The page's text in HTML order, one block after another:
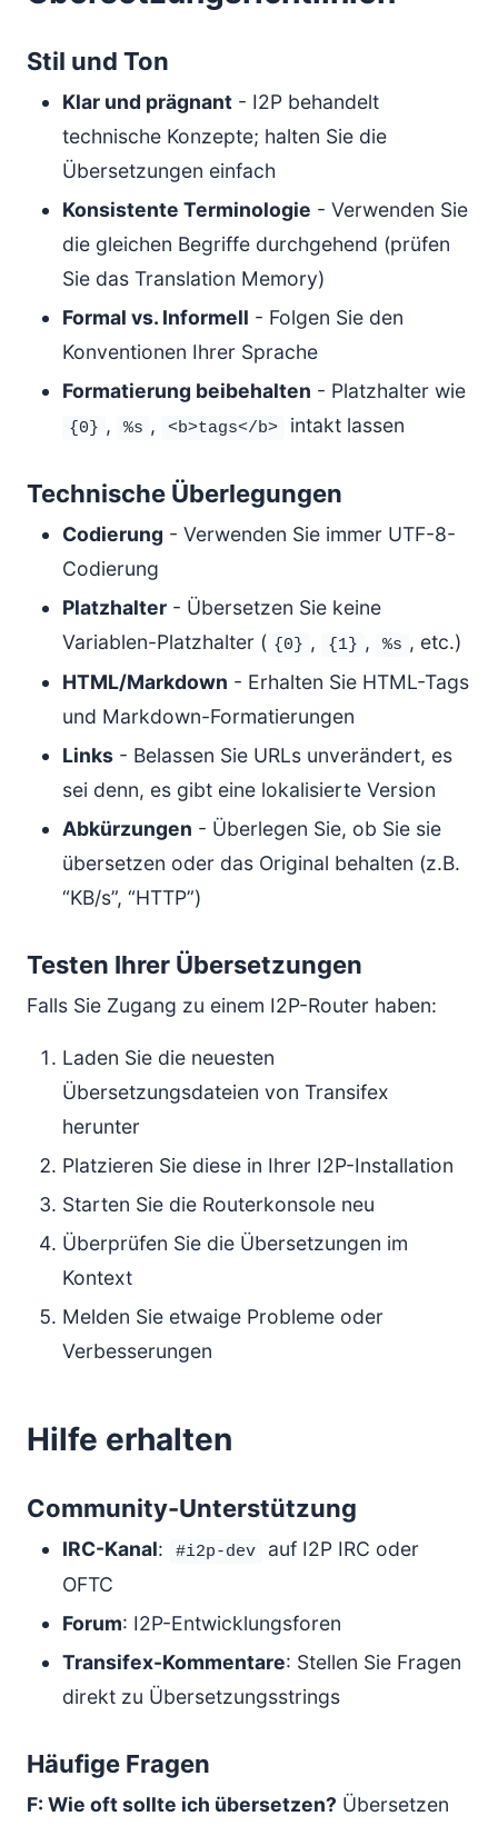
Stil und Ton
Klar und prägnant - I2P behandelt
technische Konzepte; halten Sie die
Übersetzungen einfach
Konsistente Terminologie - Verwenden Sie
die gleichen Begriffe durchgehend (prüfen
Sie das Translation Memory)
Formal vs. Informell - Folgen Sie den
Konventionen Ihrer Sprache
Formatierung beibehalten - Platzhalter wie
{0} , %s , <b>tags</b> intakt lassen
Technische Überlegungen
Codierung - Verwenden Sie immer UTF-8-
Codierung
Platzhalter - Übersetzen Sie keine
Variablen-Platzhalter ( {0} , {1} , %s , etc.)
HTML/Markdown - Erhalten Sie HTML-Tags
und Markdown-Formatierungen
Links - Belassen Sie URLs unverändert, es
sei denn, es gibt eine lokalisierte Version
Abkürzungen - Überlegen Sie, ob Sie sie
übersetzen oder das Original behalten (z.B.
“KB/s”, “HTTP”)
Testen Ihrer Übersetzungen
Falls Sie Zugang zu einem I2P-Router haben:
Laden Sie die neuesten
Übersetzungsdateien von Transifex
herunter
Platzieren Sie diese in Ihrer I2P-Installation
Starten Sie die Routerkonsole neu
Überprüfen Sie die Übersetzungen im
Kontext
Melden Sie etwaige Probleme oder
Verbesserungen
Hilfe erhalten
Community-Unterstützung
IRC-Kanal: #i2p-dev
auf I2P IRC oder
OFTC
Forum: I2P-Entwicklungsforen
Transifex-Kommentare: Stellen Sie Fragen
direkt zu Übersetzungsstrings
Häufige Fragen
F: Wie oft sollte ich übersetzen? Übersetzen